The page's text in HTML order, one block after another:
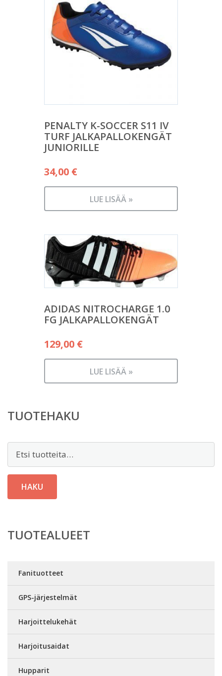
PENALTY K-SOCCER S11 IV
TURF JALKAPALLOKENGÄT
JUNIORILLE
34,00 €
LUE LISÄÄ »
ADIDAS NITROCHARGE 1.0
FG JALKAPALLOKENGÄT
129,00 €
LUE LISÄÄ »
TUOTEHAKU
Etsi:
HAKU
TUOTEALUEET
Fanituotteet
GPS-järjestelmät
Harjoittelukehät
Harjoitusaidat
Hupparit